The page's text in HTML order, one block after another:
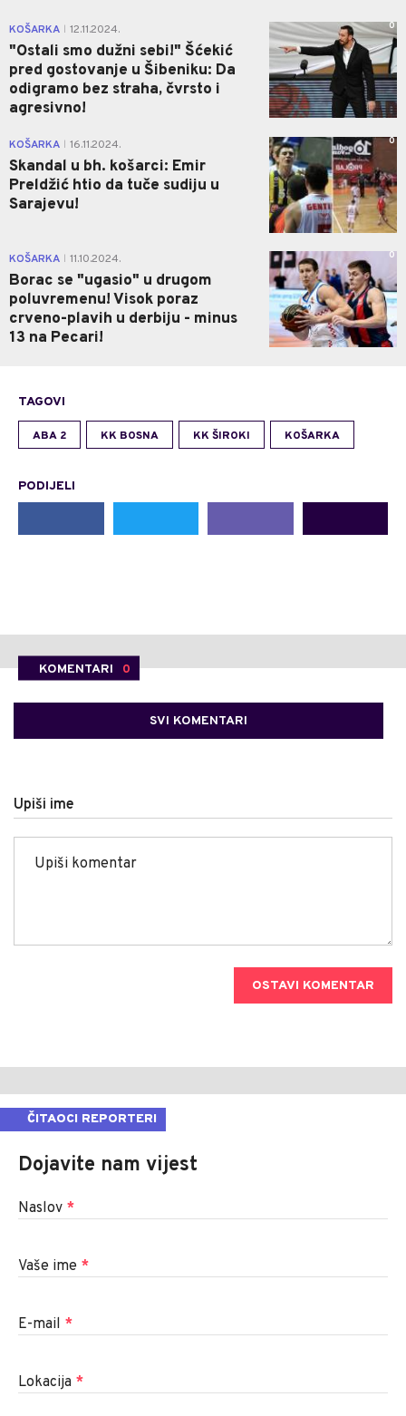
KOŠARKA 12.11.2024.
"Ostali smo dužni sebi!" Šćekić
pred gostovanje u Šibeniku: Da
odigramo bez straha, čvrsto i
agresivno!
0
KOŠARKA 16.11.2024.
Skandal u bh. košarci: Emir
Preldžić htio da tuče sudiju u
Sarajevu!
0
KOŠARKA 11.10.2024.
Borac se "ugasio" u drugom
poluvremenu! Visok poraz
crveno-plavih u derbiju - minus
13 na Pecari!
0
TAGOVI
ABA 2 KK BOSNA KK ŠIROKI KOŠARKA
PODIJELI
KOMENTARI 0
SVI KOMENTARI
Upiši ime
OSTAVI KOMENTAR
ČITAOCI REPORTERI
Dojavite nam vijest
Naslov *
Vaše ime *
E-mail *
Lokacija *